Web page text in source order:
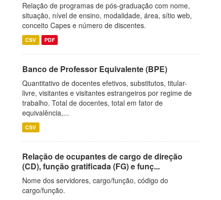
Relação de programas de pós-graduação com nome,
situação, nível de ensino, modalidade, área, sítio web,
conceito Capes e número de discentes.
CSV PDF
Banco de Professor Equivalente (BPE)
Quantitativo de docentes efetivos, substitutos, titular-
livre, visitantes e visitantes estrangeiros por regime de
trabalho. Total de docentes, total em fator de
equivalência,...
CSV
Relação de ocupantes de cargo de direção
(CD), função gratificada (FG) e funç...
Nome dos servidores, cargo/função, código do
cargo/função.